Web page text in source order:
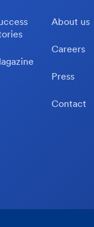
About us
Careers
Press
Contact